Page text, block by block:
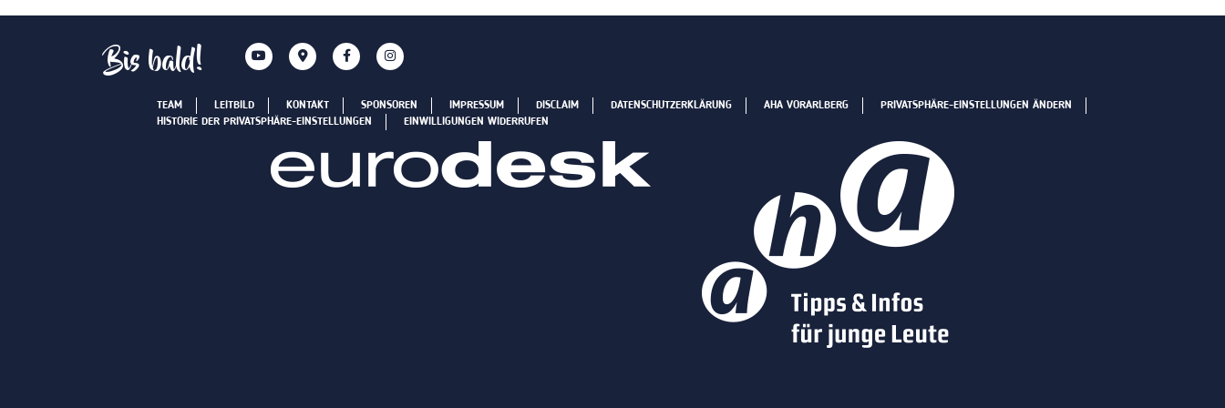
Bis bald!
TEAM LEITBILD KONTAKT SPONSOREN IMPRESSUM DISCLAIM DATENSCHUTZERKLÄRUNG AHA VORARLBERG
PRIVATSPHÄRE-EINSTELLUNGEN ÄNDERN
HISTORIE DER PRIVATSPHÄRE-EINSTELLUNGEN
EINWILLIGUNGEN WIDERRUFEN